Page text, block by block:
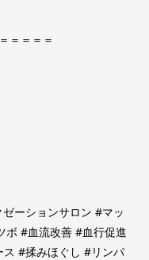
＝＝＝＝
ーションサロン #マッ
ボ #血流改善 #血行促進
#揉みほぐし #リンパ